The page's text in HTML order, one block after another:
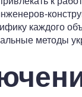
каждого
методы